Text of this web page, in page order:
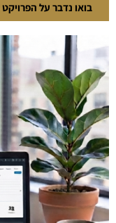
בואו נדבר על